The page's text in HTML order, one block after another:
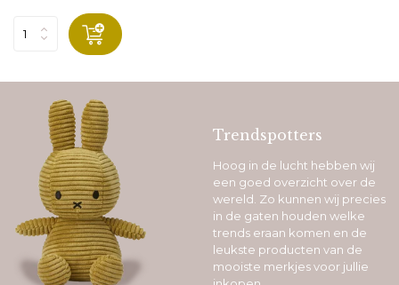
Trendspotters
Hoog in de lucht hebben wij
een goed overzicht over de
wereld. Zo kunnen wij precies
in de gaten houden welke
trends eraan komen en de
leukste producten van de
mooiste merkjes voor jullie